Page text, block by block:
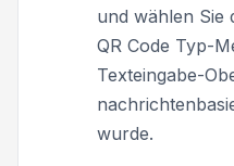
und wählen Sie
QR Code Typ-
Texteingabe-
wurde.